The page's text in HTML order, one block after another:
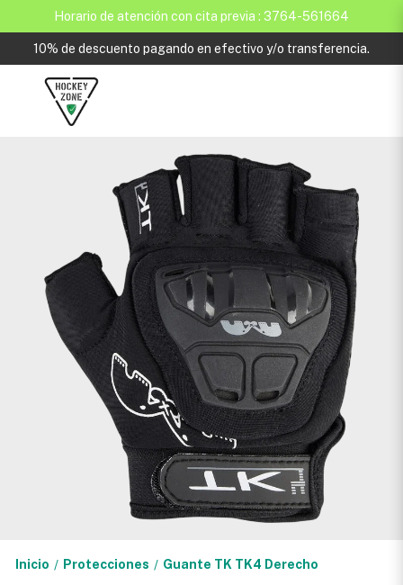
Horario de atención con cita previa : 3764-561664
10% de descuento pagando en efectivo y/o transferencia.
Inicio / Protecciones / Guante TK TK4 Derecho